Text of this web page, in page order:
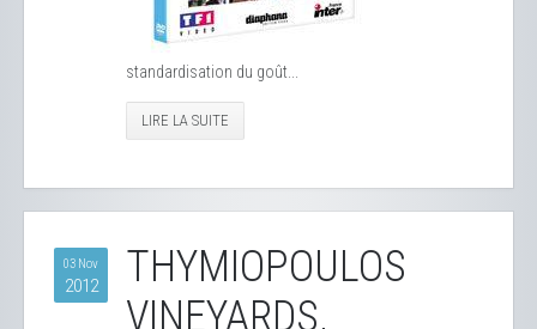
standardisation du goût...
LIRE LA SUITE
03 Nov
2012
THYMIOPOULOS
VINEYARDS,